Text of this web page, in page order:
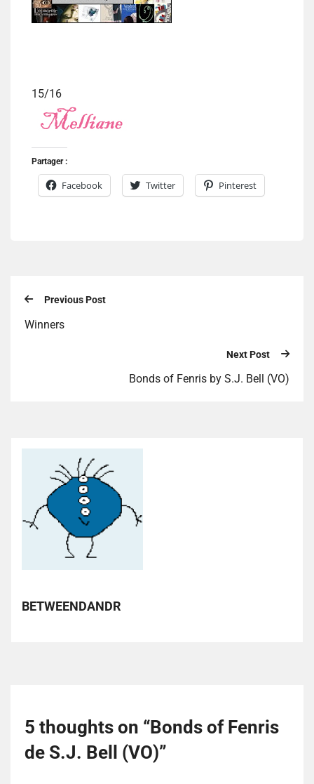
15/16
Partager :
Facebook Twitter Pinterest
Previous Post
Winners
Next Post
Bonds of Fenris by S.J. Bell (VO)
BETWEENDANDR
5 thoughts on “Bonds of Fenris
de S.J. Bell (VO)”